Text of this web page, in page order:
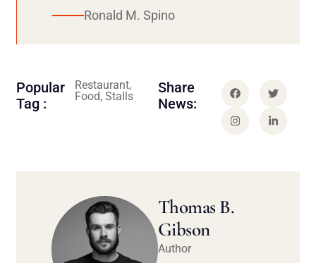
Ronald M. Spino
Popular
Tag :
Restaurant,
Food, Stalls
Share
News:
Thomas B.
Gibson
Author